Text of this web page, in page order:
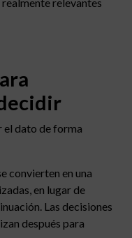
dato de forma
convierten en una
en lugar de
Las decisiones
después para